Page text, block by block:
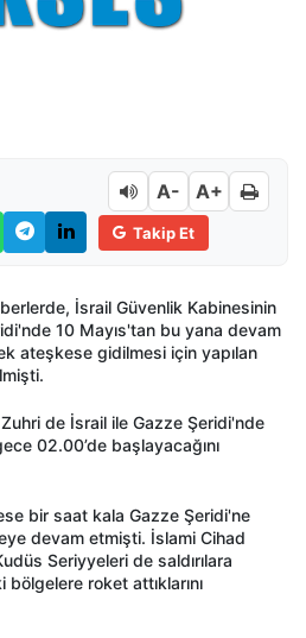
A- A+
Takip Et
İsrail Güvenlik Kabinesinin
10 Mayıs'tan bu yana devam
ateşkese gidilmesi için yapılan
de İsrail ile Gazze Şeridi'nde
02.00’de başlayacağını
bir saat kala Gazze Şeridi'ne
devam etmişti. İslami Cihad
Seriyyeleri de saldırılara
bölgelere roket attıklarını